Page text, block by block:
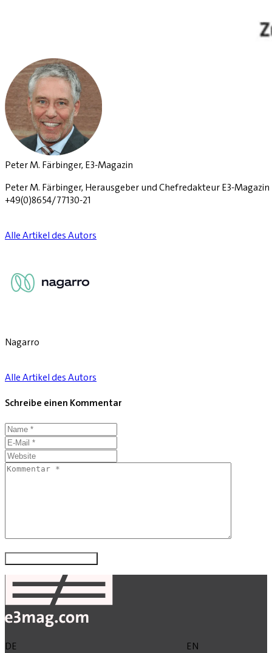
Peter M. Färbinger, E3-Magazin
Peter M. Färbinger, Herausgeber und Chefredakteur E3-
+49(0)8654/77130-21
Alle Artikel des Autors
Nagarro
Alle Artikel des Autors
Schreibe einen Kommentar
DE
EN